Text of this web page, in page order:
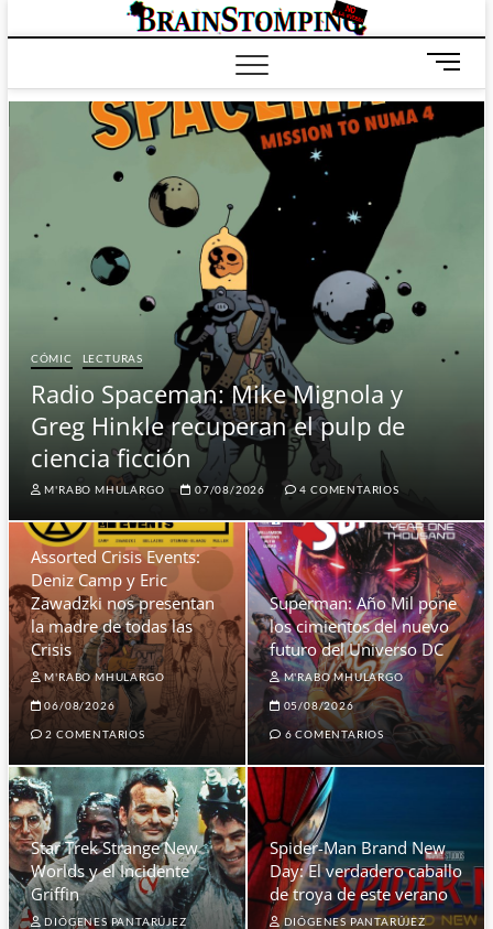
al
ALL-NEW! ALL-
B
o
ó
CÓMIC LECTURAS
Radio Spaceman: Mike Mignola y
Greg Hinkle recuperan el pulp de
ciencia ficción
M'RABO MHULARGO 07/08/2026 4 COMENTARIOS
Assorted Crisis Events:
Deniz Camp y Eric
Zawadzki nos presentan
la madre de todas las
Crisis
M'RABO MHULARGO
06/08/2026
2 COMENTARIOS
Superman: Año Mil pone
los cimientos del nuevo
futuro del Universo DC
M'RABO MHULARGO
05/08/2026
6 COMENTARIOS
Star Trek Strange New
Worlds y el Incidente
Griffin
DIÓGENES PANTARÚJEZ
Spider-Man Brand New
Day: El verdadero caballo
de troya de este verano
DIÓGENES PANTARÚJEZ